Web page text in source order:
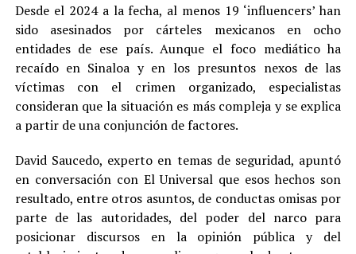
Desde el 2024 a la fecha, al menos 19 ‘influencers’ han
sido asesinados por cárteles mexicanos en ocho
entidades de ese país. Aunque el foco mediático ha
recaído en Sinaloa y en los presuntos nexos de las
víctimas con el crimen organizado, especialistas
consideran que la situación es más compleja y se explica
a partir de una conjunción de factores.
David Saucedo, experto en temas de seguridad, apuntó
en conversación con El Universal que esos hechos son
resultado, entre otros asuntos, de conductas omisas por
parte de las autoridades, del poder del narco para
posicionar discursos en la opinión pública y del